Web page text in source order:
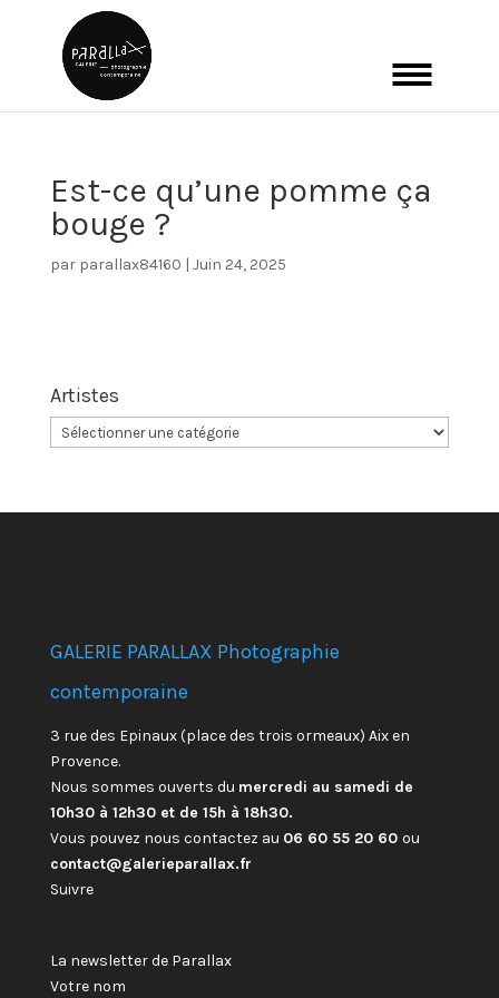
Est-ce qu’une pomme ça
bouge ?
par parallax84160 | Juin 24, 2025
Artistes
GALERIE PARALLAX Photographie
contemporaine
3 rue des Epinaux (place des trois ormeaux) Aix en
Provence.
Nous sommes ouverts du mercredi au samedi de
10h30 à 12h30 et de 15h à 18h30.
Vous pouvez nous contactez au 06 60 55 20 60 ou
contact@galerieparallax.fr
Suivre
La newsletter de Parallax
Votre nom